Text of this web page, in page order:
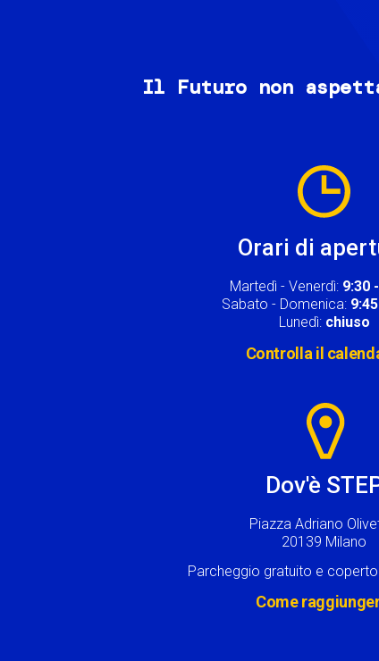
Il Futuro non
Orari di
Martedì - Venerdì: 9:30
Sabato - Domenica:
Lunedì: chiuso
Controlla il
Dov'è
Piazza Adriano
20139 Milano
Parcheggio gratuito e
Come